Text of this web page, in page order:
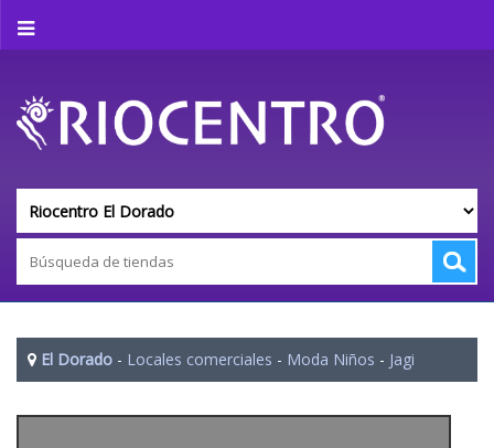
El Dorado - Locales comerciales - Moda Niños - Jagi